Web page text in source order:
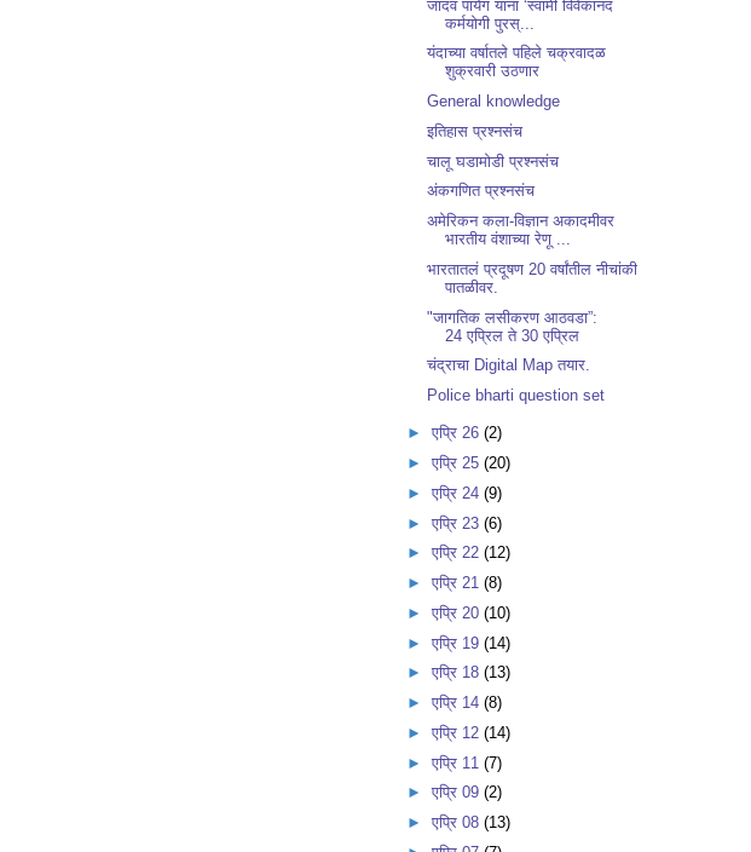
जादव पायेंग यांना ‘स्वामी विवेकानंद
कर्मयोगी पुरस्...
यंदाच्या वर्षातले पहिले चक्रवादळ
शुक्रवारी उठणार
General knowledge
इतिहास प्रश्नसंच
चालू घडामोडी प्रश्नसंच
अंकगणित प्रश्नसंच
अमेरिकन कला-विज्ञान अकादमीवर
भारतीय वंशाच्या रेणू ...
भारतातलं प्रदूषण 20 वर्षांतील नीचांकी
पातळीवर.
​​"जागतिक लसीकरण आठवडा”:
24 एप्रिल ते 30 एप्रिल
चंद्राचा Digital Map तयार.
Police bharti question set
►एप्रि 26(2)
►एप्रि 25(20)
►एप्रि 24(9)
►एप्रि 23(6)
►एप्रि 22(12)
►एप्रि 21(8)
►एप्रि 20(10)
►एप्रि 19(14)
►एप्रि 18(13)
►एप्रि 14(8)
►एप्रि 12(14)
►एप्रि 11(7)
►एप्रि 09(2)
►एप्रि 08(13)